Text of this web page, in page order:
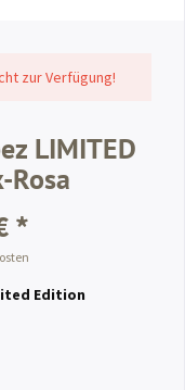
zur Verfügung!
LIMITED
Rosa
*
Edition